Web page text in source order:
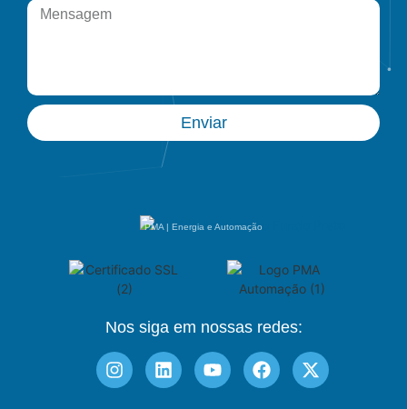
Enviar
PMA | Energia e Automação
Nos siga em nossas redes: